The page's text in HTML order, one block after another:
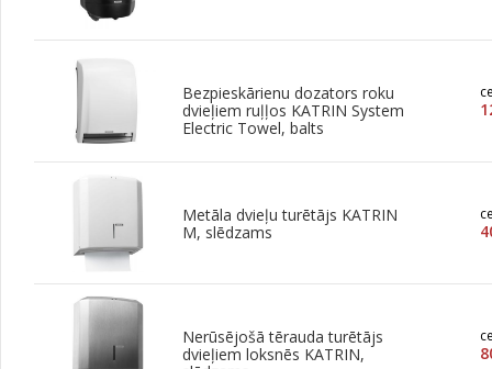
Bezpieskārienu dozators roku
dvieļiem ruļļos KATRIN System
Electric Towel, balts
Metāla dvieļu turētājs KATRIN
M, slēdzams
Nerūsējošā tērauda turētājs
dvieļiem loksnēs KATRIN,